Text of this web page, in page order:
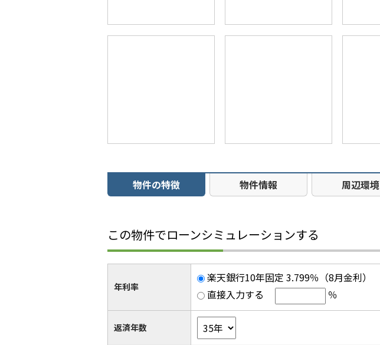
物件の特徴 物件情報 周辺環境
この物件でローンシミュレーションする
年利率
楽天銀行10年固定 3.799％（8月金利）
直接入力する
％
返済年数